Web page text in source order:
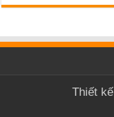
Thiết kế